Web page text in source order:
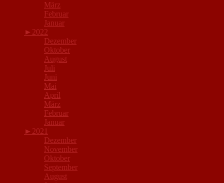
März
Februar
Januar
► 2022
Dezember
Oktober
August
Juli
Juni
Mai
April
März
Februar
Januar
► 2021
Dezember
November
Oktober
September
August